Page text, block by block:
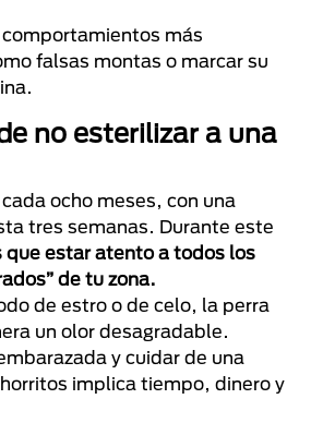
más
falsas montas o marcar su
no esterilizar a una
ocho meses, con una
tres semanas. Durante este
que estar atento a todos los
de tu zona.
de estro o de celo, la perra
un olor desagradable.
y cuidar de una
implica tiempo, dinero y